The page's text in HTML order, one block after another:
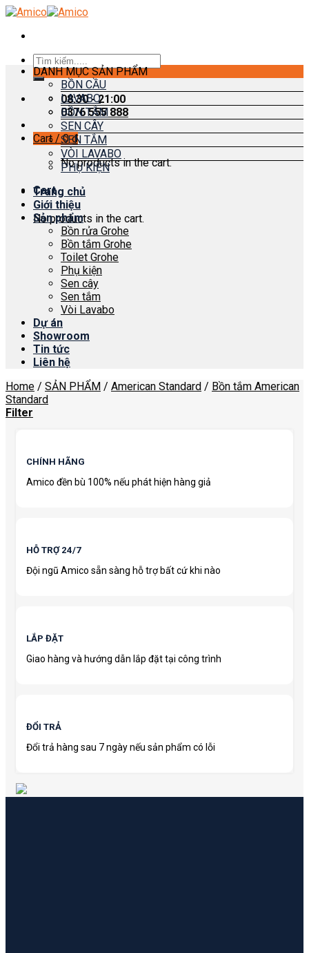
Skip
content
Search
for:
08:30 - 21:00
0376 555 888
Cart /0₫
No products in the cart.
Cart
No products in the cart.
DANH MỤC SẢN PHẨM
BỒN CẦU
LAVABO
BỒN TẮM
SEN CÂY
SEN TẮM
VÒI LAVABO
PHỤ KIỆN
Trang chủ
Giới thiệu
Sản phẩm
Bồn rửa Grohe
Bồn tắm Grohe
Toilet Grohe
Phụ kiện
Sen cây
Sen tắm
Vòi Lavabo
Dự án
Showroom
Tin tức
Liên hệ
Home / SẢN PHẨM / American Standard / Bồn tắm American
Standard
Filter
CHÍNH HÃNG
Amico đền bù 100% nếu phát hiện hàng giả
HỖ TRỢ 24/7
Đội ngũ Amico sẵn sàng hỗ trợ bất cứ khi nào
LẮP ĐẶT
Giao hàng và hướng dẫn lắp đặt tại công trình
ĐỔI TRẢ
Đổi trả hàng sau 7 ngày nếu sản phẩm có lỗi